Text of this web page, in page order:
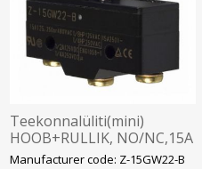
Teekonnalüliti(mini)
HOOB+RULLIK, NO/NC,15A
AC-1, kruviklemm, Omron
Manufacturer code: Z-15GW22-B